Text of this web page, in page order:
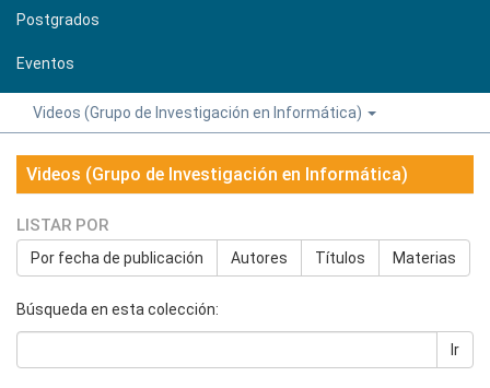
Postgrados
Eventos
Videos (Grupo de Investigación en Informática)
Videos (Grupo de Investigación en Informática)
LISTAR POR
Por fecha de publicación Autores Títulos Materias
Búsqueda en esta colección:
Ir